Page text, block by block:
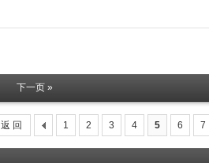
下一页 »
1 2 3 4 5 6 7
返 回